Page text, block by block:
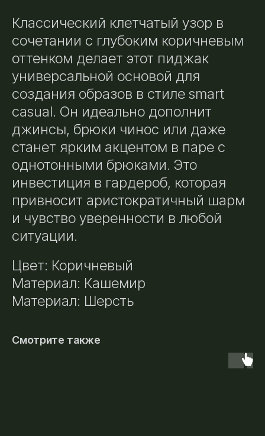
Классический клетчатый узор в
сочетании с глубоким коричневым
оттенком делает этот пиджак
универсальной основой для
создания образов в стиле smart
casual. Он идеально дополнит
джинсы, брюки чинос или даже
станет ярким акцентом в паре с
однотонными брюками. Это
инвестиция в гардероб, которая
привносит аристократичный шарм
и чувство уверенности в любой
ситуации.
Цвет: Коричневый
Материал: Кашемир
Материал: Шерсть
Смотрите также